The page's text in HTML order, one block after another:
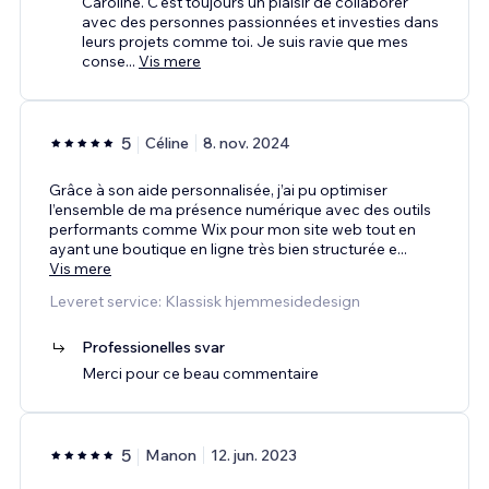
avec des personnes passionnées et investies dans
leurs projets comme toi. Je suis ravie que mes
conse... Vis mere
5 Céline 8. nov. 2024
Grâce à son aide personnalisée, j’ai pu optimiser
l’ensemble de ma présence numérique avec des outils
performants comme Wix pour mon site web tout en
ayant une boutique en ligne très bien structurée e...
Vis mere
Leveret service: Klassisk hjemmesidedesign
Professionelles svar
Merci pour ce beau commentaire
5 Manon 12. jun. 2023